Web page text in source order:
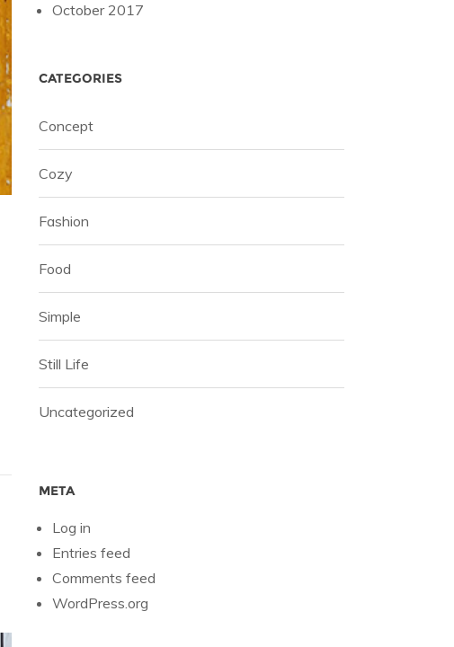
October 2017
CATEGORIES
Concept
Cozy
Fashion
Food
Simple
Still Life
Uncategorized
META
Log in
Entries feed
Comments feed
WordPress.org